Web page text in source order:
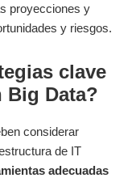
proyecciones y
y riesgos.
clave
Big Data?
considerar
de IT
adecuadas